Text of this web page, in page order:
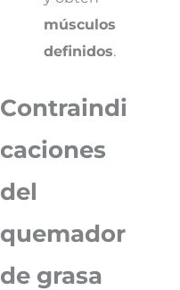
músculos
definidos.
Contraindi
caciones
del
quemador
de grasa